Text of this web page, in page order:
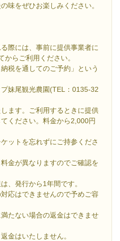
味をぜひお楽しみください。
際には、事前に提供事業者に
らご利用ください。
税を通してのご予約」という
妹尾観光農園(TEL：0135-32
ます。ご利用するときに提供
ください。料金から2,000円
ットを忘れずにご持参くださ
金が異なりますのでご確認を
、発行から1年間です。
応はできませんので予めご容
たない場合の返金はできませ
金はいたしません。